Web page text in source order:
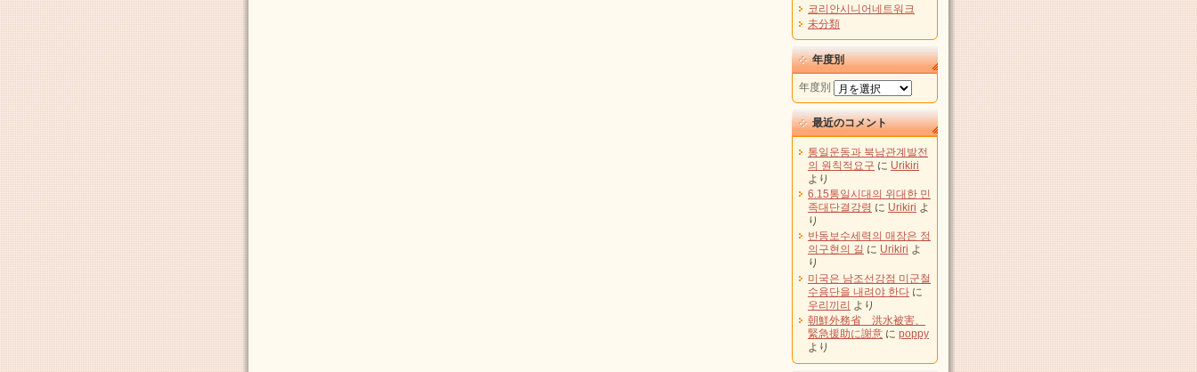
코리안시니어네트워크
未分類
年度別
年度別
最近のコメント
통일운동과 북남관계발전
의 원칙적요구 に Urikiri
より
6.15통일시대의 위대한 민
족대단결강령 に Urikiri よ
り
반동보수세력의 매장은 정
의구현의 길 に Urikiri よ
り
미국은 남조선강점 미군철
수용단을 내려야 한다 に
우리끼리 より
朝鮮外務省 洪水被害、
緊急援助に謝意 に poppy
より